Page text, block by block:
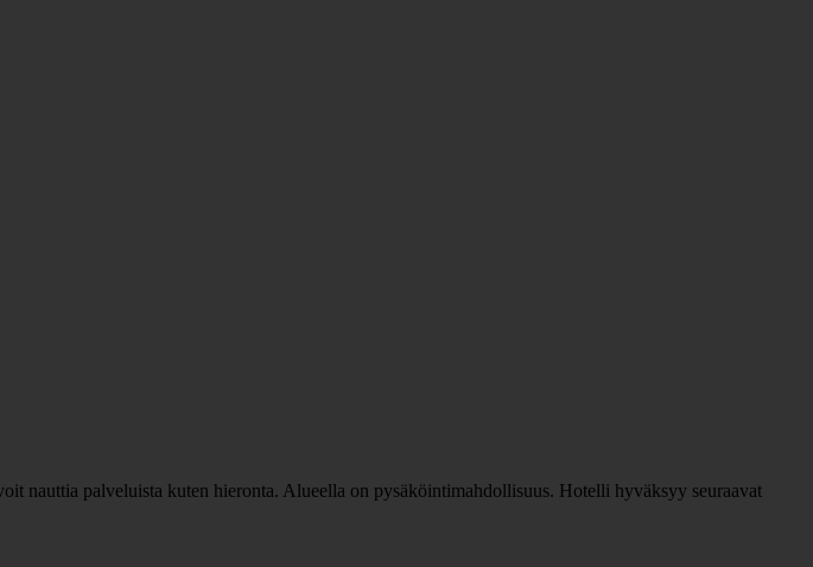
nauttia palveluista kuten hieronta. Alueella on pysäköintimahdollisuus. Hotelli hyväksyy seuraavat